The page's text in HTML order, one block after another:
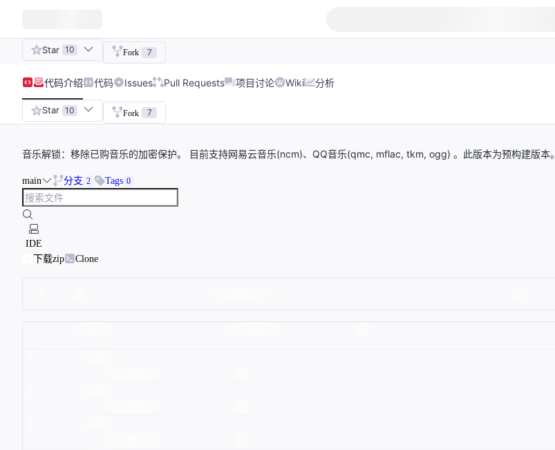
Star 10 Fork 7
代码介绍 代码 Issues Pull Requests 项目讨论 Wiki 分析
Star 10 Fork 7
音乐解锁：移除已购音乐的加密保护。 目前支持网易云音乐(ncm)、QQ音乐(qmc, mflac, tkm, ogg) 。此版本为预构建版本。
main 分支 2 Tags 0
IDE
下载zip
Clone